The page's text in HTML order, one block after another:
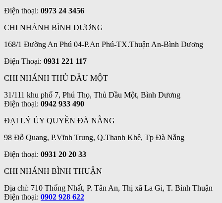
Điện thoại: 0973 24 3456
CHI NHÁNH BÌNH DƯƠNG
168/1 Đường An Phú 04-P.An Phú-TX.Thuận An-Bình Dương
Điện Thoại: 0931 221 117
CHI NHÁNH THỦ DẦU MỘT
31/111 khu phố 7, Phú Thọ, Thủ Dầu Một, Bình Dương
Điện thoại: 0942 933 490
ĐẠI LÝ ỦY QUYỀN ĐÀ NẴNG
98 Đỗ Quang, P.Vĩnh Trung, Q.Thanh Khê, Tp Đà Nẵng
Điện thoại: 0931 20 20 33
CHI NHÁNH BÌNH THUẬN
Địa chỉ: 710 Thống Nhất, P. Tân An, Thị xã La Gi, T. Bình Thuận
Điện thoại: 0902 928 622